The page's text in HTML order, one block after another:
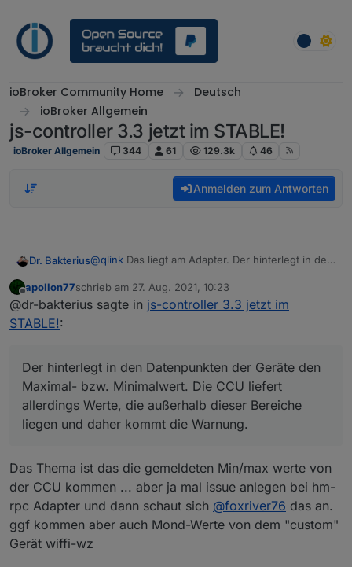
ioBroker Community Home
Deutsch
ioBroker Allgemein
js-controller 3.3 jetzt im STABLE!
ioBroker Allgemein 344 61 129.3k 46
Anmelden zum Antworten
Dr. Bakterius@qlink Das liegt am Adapter. Der hinterlegt in den
Minimalwert. Die CCU liefert allerdings Werte, die
außerhalb dieser Bereiche liegen und daher
Du kannst ein issue auf Github anlegen und als
ersten Schritt die min/max Werte bei den
Oder du stellst das Logging des Adapters
entsprechend höher.
Offline
apollon77schrieb am 27. Aug. 2021, 10:23
zuletzt editiert von
@dr-bakterius sagte in js-controller 3.3 jetzt im
STABLE!:
Der hinterlegt in den Datenpunkten der Geräte den
Maximal- bzw. Minimalwert. Die CCU liefert
allerdings Werte, die außerhalb dieser Bereiche
liegen und daher kommt die Warnung.
Das Thema ist das die gemeldeten Min/max werte von
der CCU kommen ... aber ja mal issue anlegen bei hm-
rpc Adapter und dann schaut sich @foxriver76 das an.
ggf kommen aber auch Mond-Werte von dem "custom"
Gerät wiffi-wz